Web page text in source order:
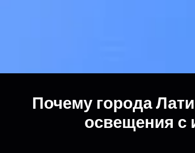
Почему города
освещения с